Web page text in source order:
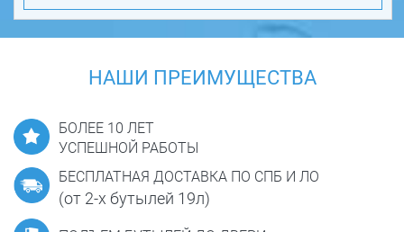
НАШИ ПРЕИМУЩЕСТВА
БОЛЕЕ 10 ЛЕТ
УСПЕШНОЙ РАБОТЫ
БЕСПЛАТНАЯ ДОСТАВКА ПО СПБ И ЛО
(от 2-х бутылей 19л)